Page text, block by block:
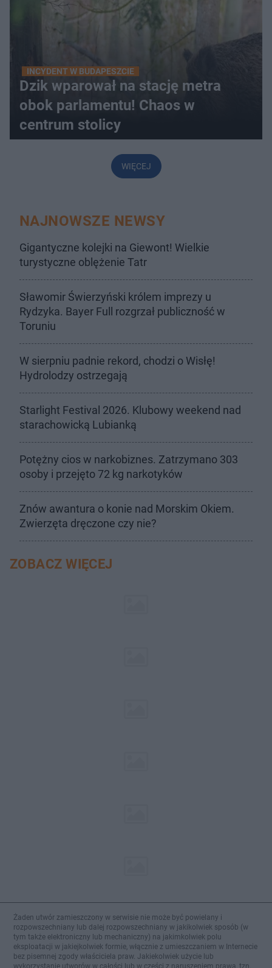
INCYDENT W BUDAPESZCIE
Dzik wparował na stację metra
obok parlamentu! Chaos w
centrum stolicy
WIĘCEJ
NAJNOWSZE NEWSY
Gigantyczne kolejki na Giewont! Wielkie
turystyczne oblężenie Tatr
Sławomir Świerzyński królem imprezy u
Rydzyka. Bayer Full rozgrzał publiczność w
Toruniu
W sierpniu padnie rekord, chodzi o Wisłę!
Hydrolodzy ostrzegają
Starlight Festival 2026. Klubowy weekend nad
starachowicką Lubianką
Potężny cios w narkobiznes. Zatrzymano 303
osoby i przejęto 72 kg narkotyków
Znów awantura o konie nad Morskim Okiem.
Zwierzęta dręczone czy nie?
ZOBACZ WIĘCEJ
Żaden utwór zamieszczony w serwisie nie może być powielany i
rozpowszechniany lub dalej rozpowszechniany w jakikolwiek sposób (w
tym także elektroniczny lub mechaniczny) na jakimkolwiek polu
eksploatacji w jakiejkolwiek formie, włącznie z umieszczaniem w Internecie
bez pisemnej zgody właściciela praw. Jakiekolwiek użycie lub
wykorzystanie utworów w całości lub w części z naruszeniem prawa, tzn.